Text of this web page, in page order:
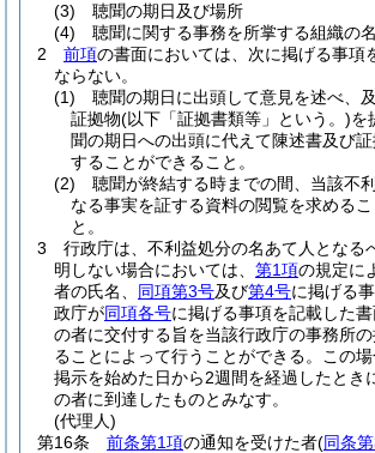
(3)
聴聞の期日及び場所
(4)
聴聞に関する事務を所掌する組織の
2
前項の書面においては、次に掲げる事項
ならない。
(1)
聴聞の期日に出頭して意見を述べ、
証拠物(以下「証拠書類等」という。)を
聞の期日への出頭に代えて陳述書及び
することができること。
(2)
聴聞が終結する時までの間、当該不
なる事実を証する資料の閲覧を求めるこ
と。
3
行政庁は、不利益処分の名あて人となる
明しない場合においては、 第1項の規定に
者の氏名、 同項第3号及び第4号に掲げる
政庁が同項各号に掲げる事項を記載した
の者に交付する旨を当該行政庁の事務所
ることによって行うことができる。
この
掲示を始めた日から2週間を経過したとき
の者に到達したものとみなす。
(代理人)
第16条
前条第1項の通知を受けた者(同条